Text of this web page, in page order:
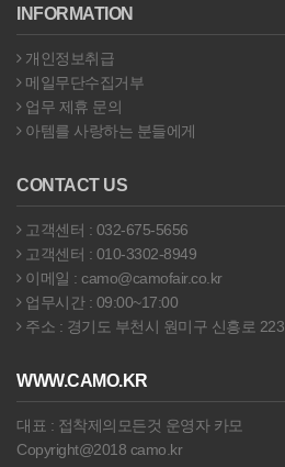
INFORMATION
개인정보취급
메일무단수집거부
업무 제휴 문의
아템를 사랑하는 분들에게
CONTACT US
고객센터 : 032-675-5656
고객센터 : 010-3302-8949
이메일 : camo@camofair.co.kr
업무시간 : 09:00~17:00
주소 : 경기도 부천시 원미구 신흥로 223
WWW.CAMO.KR
대표 : 접착제의모든것 운영자 카모
Copyright@2018 camo.kr